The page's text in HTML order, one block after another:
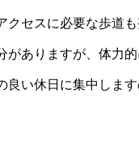
セスに必要な歩道
ありますが、体力
い休日に集中しま